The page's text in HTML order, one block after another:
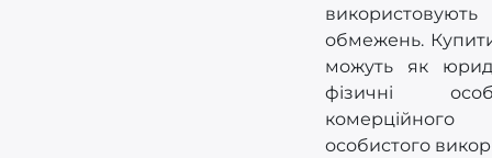
обмежень.
можуть як
фізичні
особистого